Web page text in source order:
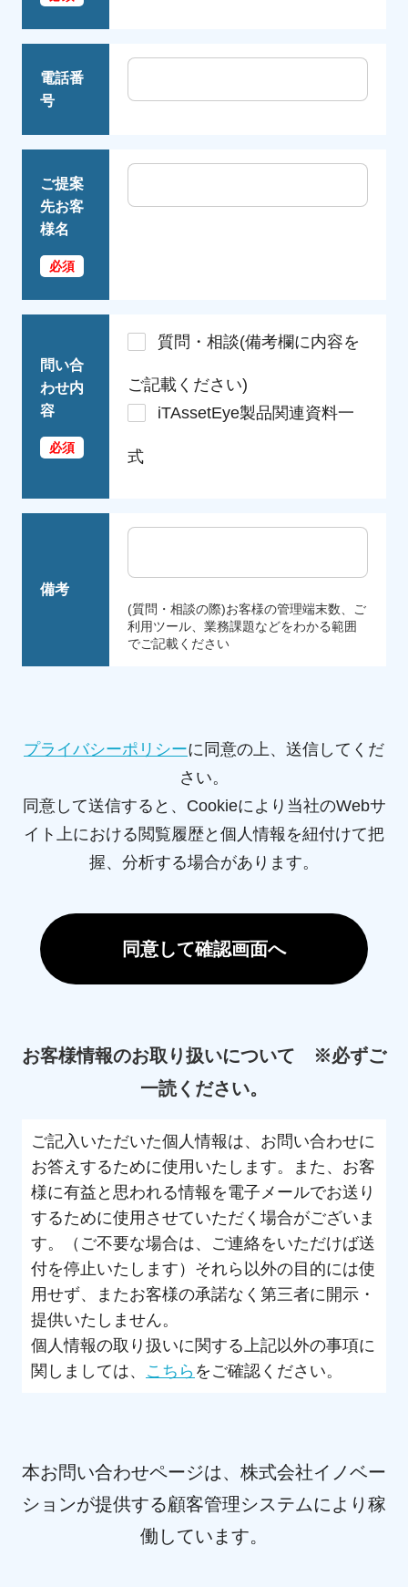
電話番
号
ご提案
先お客
様名
問い合
わせ内
容
質問・相談(備考欄に内容を
ご記載ください)
iTAssetEye製品関連資料一
式
備考
(質問・相談の際)お客様の管理端末数、ご
利用ツール、業務課題などをわかる範囲
でご記載ください
プライバシーポリシーに同意の上、送信してくだ
さい。
同意して送信すると、Cookieにより当社のWebサ
イト上における閲覧履歴と個人情報を紐付けて把
握、分析する場合があります。
お客様情報のお取り扱いについて ※必ずご
一読ください。
ご記入いただいた個人情報は、お問い合わせに
お答えするために使用いたします。また、お客
様に有益と思われる情報を電子メールでお送り
するために使用させていただく場合がございま
す。（ご不要な場合は、ご連絡をいただけば送
付を停止いたします）それら以外の目的には使
用せず、またお客様の承諾なく第三者に開示・
提供いたしません。
個人情報の取り扱いに関する上記以外の事項に
関しましては、 こちら をご確認ください。
本お問い合わせページは、株式会社イノベー
ションが提供する顧客管理システムにより稼
働しています。